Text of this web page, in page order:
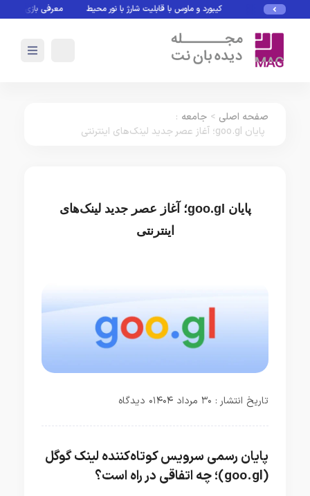
کیبورد و ماوس با قابلیت شارژ با نور محیط معرفی بازی های بدون
صفحه اصلی > جامعه :
پایان goo.gl؛ آغاز عصر جدید لینک‌های اینترنتی
پایان goo.gl؛ آغاز عصر جدید لینک‌های
اینترنتی
تاریخ انتشار : ۳۰ مرداد ۱۴۰۴ ۰ دیدگاه
پایان رسمی سرویس کوتاه‌کننده لینک گوگل
(goo.gl)؛ چه اتفاقی در راه است؟